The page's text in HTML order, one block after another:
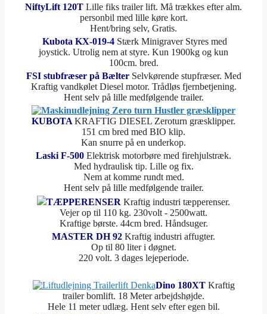
NiftyLift 120T Lille fiks trailer lift. Må trækkes efter alm.
personbil med lille køre kort.
Hent/bring selv, Gratis.
Kubota KX-019-4 Stærk Minigraver Styres med
joystick. Utrolig nem at styre. Kun 1900kg og kun
100cm. bred.
FSI stubfræser på Bælter Selvkørende stupfræser. Med
Kraftig vandkølet Diesel motor. Trådløs fjernbetjening.
Hent selv på lille medfølgende trailer.
KUBOTA KRAFTIG DIESEL Zeroturn græsklipper.
151 cm bred med BIO klip.
Kan snurre på en underkop.
Laski F-500 Elektrisk motorbøre med firehjulstræk.
Med hydraulisk tip. Lille og fix.
Nem at komme rundt med.
Hent selv på lille medfølgende trailer.
TÆPPERENSER Kraftig industri tæpperenser.
Vejer op til 110 kg. 230volt - 2500watt.
Kraftige børste. 44cm bred. Håndsuger.
MASTER DH 92 Kraftig industri affugter.
Op til 80 liter i døgnet.
220 volt. 3 dages lejeperiode.
Dino 180XT Kraftig
trailer bomlift. 18 Meter arbejdshøjde.
Hele 11 meter udlæg. Hent selv efter egen bil.